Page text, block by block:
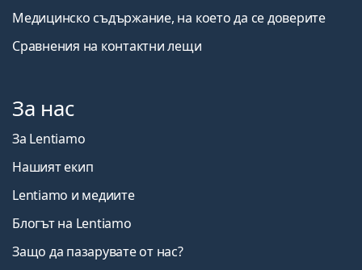
Медицинско съдържание, на което да се доверите
Сравнения на контактни лещи
За нас
За Lentiamo
Нашият екип
Lentiamo и медиите
Блогът на Lentiamo
Защо да пазарувате от нас?